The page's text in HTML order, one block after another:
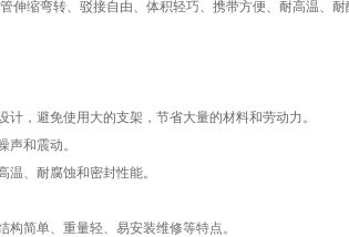
伸缩弯转、驳接自由、体积轻巧、携带方便、耐高温、耐
，避免使用大的支架，节省大量的材料和劳动力。
和震动。
、耐腐蚀和密封性能。
简单、重量轻、易安装维修等特点。